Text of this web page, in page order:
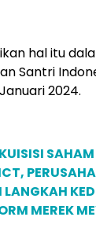
hal itu
Santri
2024.
MEREK